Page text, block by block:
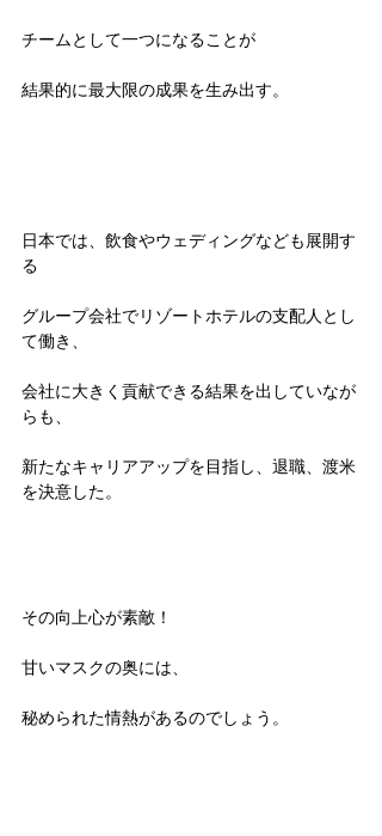
チームとして一つになることが
結果的に最大限の成果を生み出す。
日本では、飲食やウェディングなども展開す
る
グループ会社でリゾートホテルの支配人とし
て働き、
会社に大きく貢献できる結果を出していなが
らも、
新たなキャリアアップを目指し、退職、渡米
を決意した。
その向上心が素敵！
甘いマスクの奥には、
秘められた情熱があるのでしょう。